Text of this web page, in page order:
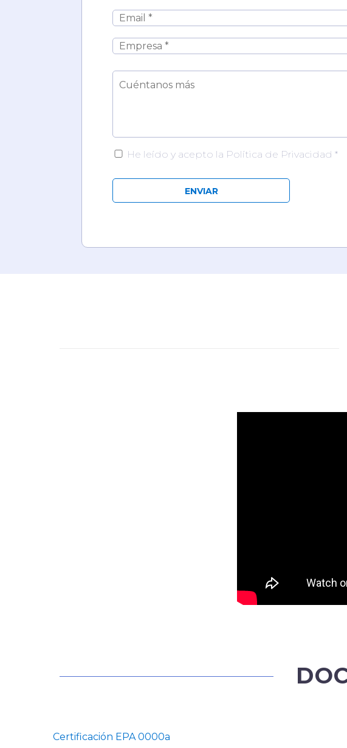
He leído y acepto la Política de Privacidad *
Certificación EPA 0000a